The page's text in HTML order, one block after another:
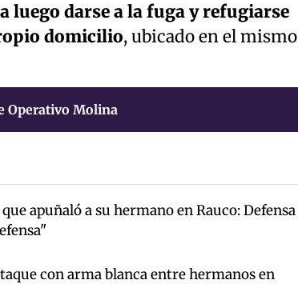
darse a la fuga y refugiarse
domicilio, ubicado en el mismo
Operativo Molina
apuñaló a su hermano en Rauco: Defensa
con arma blanca entre hermanos en